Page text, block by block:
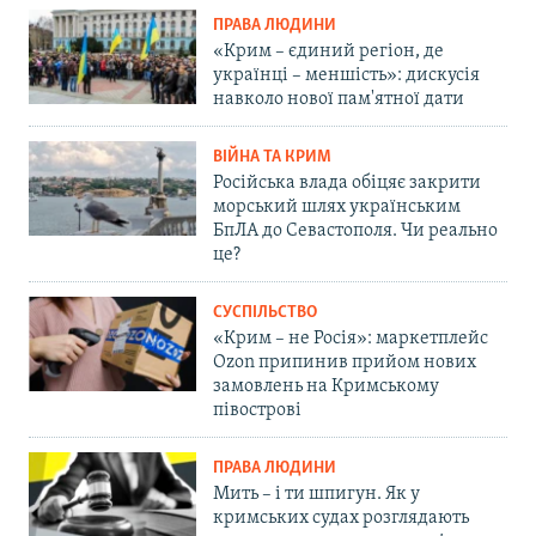
ПРАВА ЛЮДИНИ
«Крим – єдиний регіон, де
українці – меншість»: дискусія
навколо нової пам'ятної дати
ВІЙНА ТА КРИМ
Російська влада обіцяє закрити
морський шлях українським
БпЛА до Севастополя. Чи реально
це?
СУСПІЛЬСТВО
«Крим – не Росія»: маркетплейс
Ozon припинив прийом нових
замовлень на Кримському
півострові
ПРАВА ЛЮДИНИ
Мить – і ти шпигун. Як у
кримських судах розглядають